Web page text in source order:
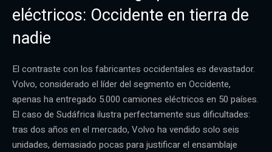
eléctricos: Occidente en tierra de
nadie
El contraste con los fabricantes occidentales es devastador.
Volvo, considerado el líder del segmento en Occidente,
apenas ha entregado 5.000 camiones eléctricos en 50 países.
El caso de Sudáfrica ilustra perfectamente sus dificultades:
tras dos años en el mercado, Volvo ha vendido solo seis
unidades, demasiado pocas para justificar el ensamblaje